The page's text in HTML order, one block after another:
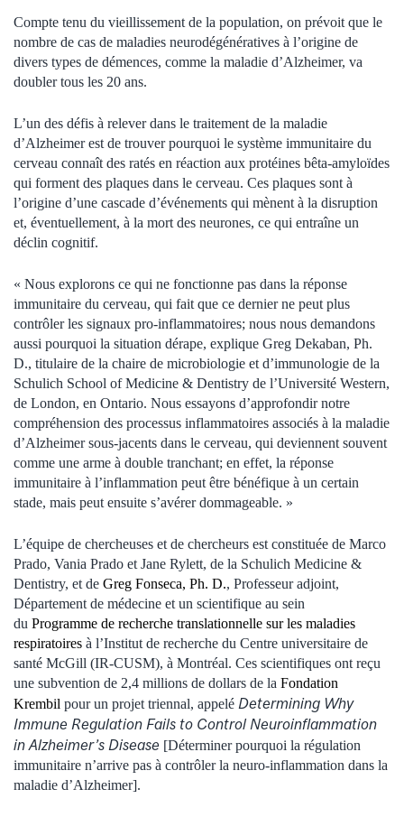
Compte tenu du vieillissement de la population, on prévoit que le
nombre de cas de maladies neurodégénératives à l’origine de
divers types de démences, comme la maladie d’Alzheimer, va
doubler tous les 20 ans.
L’un des défis à relever dans le traitement de la maladie
d’Alzheimer est de trouver pourquoi le système immunitaire du
cerveau connaît des ratés en réaction aux protéines bêta-amyloïdes
qui forment des plaques dans le cerveau. Ces plaques sont à
l’origine d’une cascade d’événements qui mènent à la disruption
et, éventuellement, à la mort des neurones, ce qui entraîne un
déclin cognitif.
« Nous explorons ce qui ne fonctionne pas dans la réponse
immunitaire du cerveau, qui fait que ce dernier ne peut plus
contrôler les signaux pro-inflammatoires; nous nous demandons
aussi pourquoi la situation dérape, explique Greg Dekaban, Ph.
D., titulaire de la chaire de microbiologie et d’immunologie de la
Schulich School of Medicine & Dentistry de l’Université Western,
de London, en Ontario. Nous essayons d’approfondir notre
compréhension des processus inflammatoires associés à la maladie
d’Alzheimer sous-jacents dans le cerveau, qui deviennent souvent
comme une arme à double tranchant; en effet, la réponse
immunitaire à l’inflammation peut être bénéfique à un certain
stade, mais peut ensuite s’avérer dommageable. »
L’équipe de chercheuses et de chercheurs est constituée de Marco
Prado, Vania Prado et Jane Rylett, de la Schulich Medicine &
Dentistry, et de Greg Fonseca, Ph. D., Professeuradjoint,
Département de médecine et un scientifique au sein
du Programme de recherche translationnelle sur les maladies
respiratoires à l’Institut de recherche du Centre universitaire de
santé McGill (IR-CUSM), à Montréal. Ces scientifiques ont reçu
une subvention de 2,4 millions de dollars de la Fondation
Krembil pour un projet triennal, appelé Determining Why
Immune Regulation Fails to Control Neuroinflammation
in Alzheimer’s Disease [Déterminer pourquoi la régulation
immunitaire n’arrive pas à contrôler la neuro-inflammation dans la
maladie d’Alzheimer].